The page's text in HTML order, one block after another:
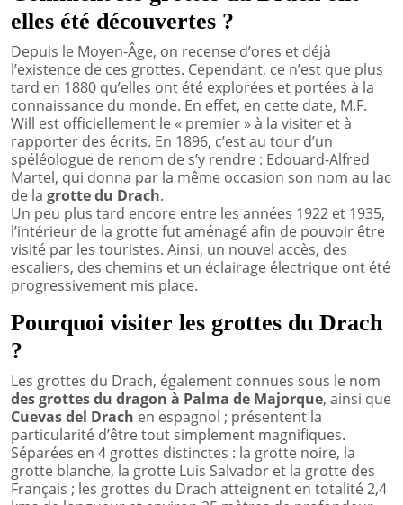
elles été découvertes ?
Depuis le Moyen-Âge, on recense d’ores et déjà
l’existence de ces grottes. Cependant, ce n’est que plus
tard en 1880 qu’elles ont été explorées et portées à la
connaissance du monde. En effet, en cette date, M.F.
Will est officiellement le « premier » à la visiter et à
rapporter des écrits. En 1896, c’est au tour d’un
spéléologue de renom de s’y rendre : Edouard-Alfred
Martel, qui donna par la même occasion son nom au lac
de la grotte du Drach.
Un peu plus tard encore entre les années 1922 et 1935,
l’intérieur de la grotte fut aménagé afin de pouvoir être
visité par les touristes. Ainsi, un nouvel accès, des
escaliers, des chemins et un éclairage électrique ont été
progressivement mis place.
Pourquoi visiter les grottes du Drach
?
Les grottes du Drach, également connues sous le nom
des grottes du dragon à Palma de Majorque, ainsi que
Cuevas del Drach en espagnol ; présentent la
particularité d’être tout simplement magnifiques.
Séparées en 4 grottes distinctes : la grotte noire, la
grotte blanche, la grotte Luis Salvador et la grotte des
Français ; les grottes du Drach atteignent en totalité 2,4